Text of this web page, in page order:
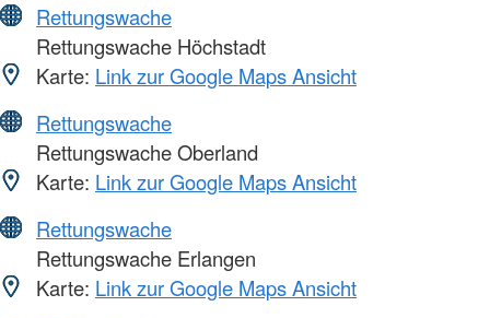
Rettungswache
Rettungswache Höchstadt
Karte: Link zur Google Maps Ansicht
Rettungswache
Rettungswache Oberland
Karte: Link zur Google Maps Ansicht
Rettungswache
Rettungswache Erlangen
Karte: Link zur Google Maps Ansicht